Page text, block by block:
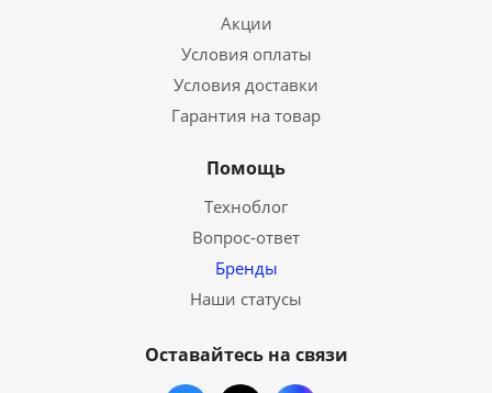
Акции
Условия оплаты
Условия доставки
Гарантия на товар
Помощь
Техноблог
Вопрос-ответ
Бренды
Наши статусы
Оставайтесь на связи